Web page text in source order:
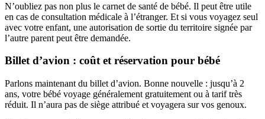
N’oubliez pas non plus le carnet de santé de bébé. Il peut être utile
en cas de consultation médicale à l’étranger. Et si vous voyagez seul
avec votre enfant, une autorisation de sortie du territoire signée par
l’autre parent peut être demandée.
Billet d’avion : coût et réservation pour bébé
Parlons maintenant du billet d’avion. Bonne nouvelle : jusqu’à 2
ans, votre bébé voyage généralement gratuitement ou à tarif très
réduit. Il n’aura pas de siège attribué et voyagera sur vos genoux.